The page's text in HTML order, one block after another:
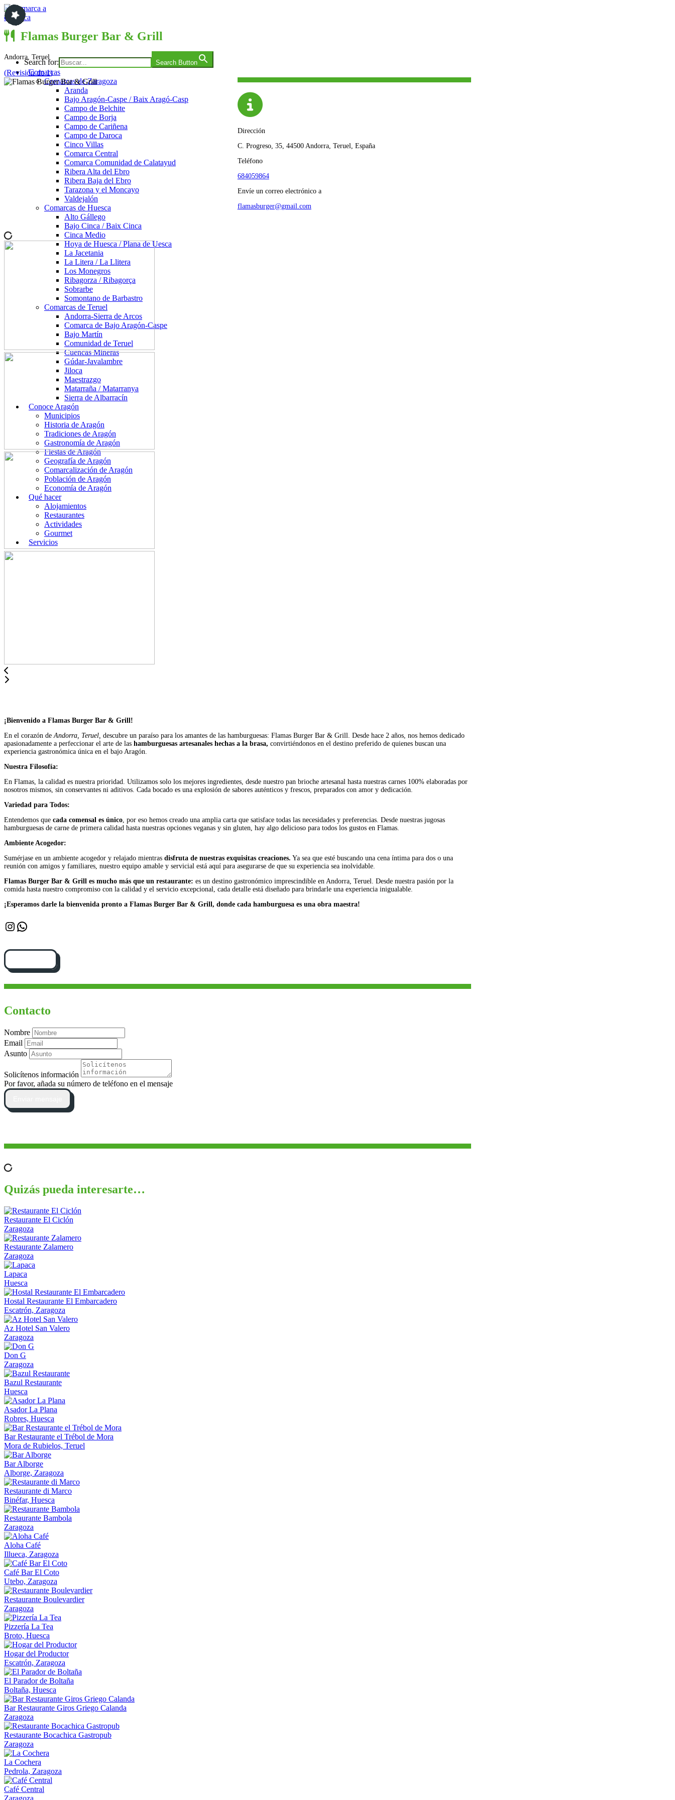
Saltar
al
contenido
Comarca a comarca
Search for: Search Button
Comarcas
Comarcas de Zaragoza
Aranda
Bajo Aragón-Caspe / Baix Aragó-Casp
Campo de Belchite
Campo de Borja
Campo de Cariñena
Campo de Daroca
Cinco Villas
Comarca Central
Comarca Comunidad de Calatayud
Ribera Alta del Ebro
Ribera Baja del Ebro
Tarazona y el Moncayo
Valdejalón
Comarcas de Huesca
Alto Gállego
Bajo Cinca / Baix Cinca
Cinca Medio
Hoya de Huesca / Plana de Uesca
La Jacetania
La Litera / La Llitera
Los Monegros
Ribagorza / Ribagorça
Sobrarbe
Somontano de Barbastro
Comarcas de Teruel
Andorra-Sierra de Arcos
Comarca de Bajo Aragón-Caspe
Bajo Martín
Comunidad de Teruel
Cuencas Mineras
Gúdar-Javalambre
Jiloca
Maestrazgo
Matarraña / Matarranya
Sierra de Albarracín
Conoce Aragón
Municipios
Historia de Aragón
Tradiciones de Aragón
Gastronomía de Aragón
Fiestas de Aragón
Geografía de Aragón
Comarcalización de Aragón
Población de Aragón
Economía de Aragón
Qué hacer
Alojamientos
Restaurantes
Actividades
Gourmet
Servicios
Flamas Burger Bar & Grill
Andorra, Teruel
(Revisión de 1)
Dirección
C. Progreso, 35, 44500 Andorra, Teruel, España
Teléfono
684059864
Envíe un correo electrónico a
flamasburger@gmail.com
¡Bienvenido a Flamas Burger Bar & Grill!
En el corazón de Andorra, Teruel, descubre un paraíso para los amantes de las hamburguesas: Flamas Burger Bar & Grill. Desde hace 2 años, nos hemos dedicado
apasionadamente a perfeccionar el arte de las hamburguesas artesanales hechas a la brasa, convirtiéndonos en el destino preferido de quienes buscan una
experiencia gastronómica única en el bajo Aragón.
Nuestra Filosofía:
En Flamas, la calidad es nuestra prioridad. Utilizamos solo los mejores ingredientes, desde nuestro pan brioche artesanal hasta nuestras carnes 100% elaboradas por
nosotros mismos, sin conservantes ni aditivos. Cada bocado es una explosión de sabores auténticos y frescos, preparados con amor y dedicación.
Variedad para Todos:
Entendemos que cada comensal es único , por eso hemos creado una amplia carta que satisface todas las necesidades y preferencias. Desde nuestras jugosas
hamburguesas de carne de primera calidad hasta nuestras opciones veganas y sin gluten, hay algo delicioso para todos los gustos en Flamas.
Ambiente Acogedor:
Sumérjase en un ambiente acogedor y relajado mientras disfruta de nuestras exquisitas creaciones. Ya sea que esté buscando una cena íntima para dos o una
reunión con amigos y familiares, nuestro equipo amable y servicial está aquí para asegurarse de que su experiencia sea inolvidable.
Flamas Burger Bar & Grill es mucho más que un restaurante: es un destino gastronómico imprescindible en Andorra, Teruel. Desde nuestra pasión por la
comida hasta nuestro compromiso con la calidad y el servicio excepcional, cada detalle está diseñado para brindarle una experiencia inigualable.
¡Esperamos darle la bienvenida pronto a Flamas Burger Bar & Grill, donde cada hamburguesa es una obra maestra!
Instagram
WhatsApp
Contacto
Nombre
Email
Asunto
Solicítenos información
Por favor, añada su número de teléfono en el mensaje
Quizás pueda interesarte…
Restaurante El Ciclón
Zaragoza
Restaurante Zalamero
Zaragoza
Lapaca
Huesca
Hostal Restaurante El Embarcadero
Escatrón, Zaragoza
Az Hotel San Valero
Zaragoza
Don G
Zaragoza
Bazul Restaurante
Huesca
Asador La Plana
Robres, Huesca
Bar Restaurante el Trébol de Mora
Mora de Rubielos, Teruel
Bar Alborge
Alborge, Zaragoza
Restaurante di Marco
Binéfar, Huesca
Restaurante Bambola
Zaragoza
Aloha Café
Illueca, Zaragoza
Café Bar El Coto
Utebo, Zaragoza
Restaurante Boulevardier
Zaragoza
Pizzería La Tea
Broto, Huesca
Hogar del Productor
Escatrón, Zaragoza
El Parador de Boltaña
Boltaña, Huesca
Bar Restaurante Giros Griego Calanda
Zaragoza
Restaurante Bocachica Gastropub
Zaragoza
La Cochera
Pedrola, Zaragoza
Café Central
Zaragoza